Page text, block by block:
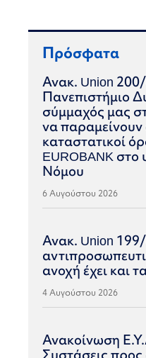
Πρόσφατα
Ανακ. Union
Πανεπιστήμιο
σύμμαχός μας
να παραμείνουν
καταστατικοί
EUROBANK
Νόμου
6 Αυγούστου 2026
Ανακ. Union
ανοχή έχει και
4 Αυγούστου 2026
Ανακοίνωση